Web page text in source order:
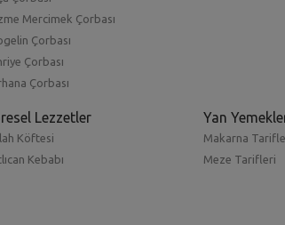
Mercimek Çorbası
Çorbası
Çorbası
Çorbası
Lezzetler
Köftesi
Kebabı
Yan
Makarna
Meze Tarifleri